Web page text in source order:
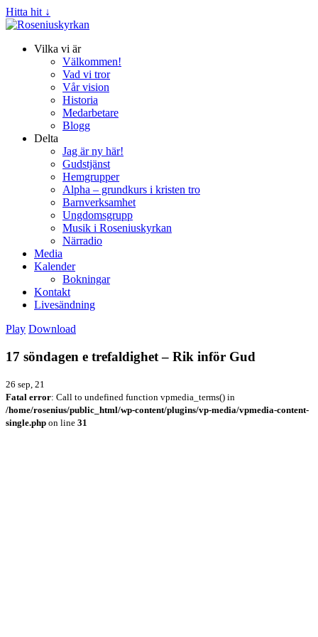
Hitta hit ↓
Vilka vi är
Välkommen!
Vad vi tror
Vår vision
Historia
Medarbetare
Blogg
Delta
Jag är ny här!
Gudstjänst
Hemgrupper
Alpha – grundkurs i kristen tro
Barnverksamhet
Ungdomsgrupp
Musik i Roseniuskyrkan
Närradio
Media
Kalender
Bokningar
Kontakt
Livesändning
Play Download
17 söndagen e trefaldighet – Rik inför Gud
26 sep, 21
Fatal error: Call to undefined function vpmedia_terms() in
/home/rosenius/public_html/wp-content/plugins/vp-media/vpmedia-content-
single.php on line 31